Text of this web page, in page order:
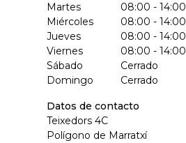
Martes
08:00 - 14:00
Miércoles
08:00 - 14:00
Jueves
08:00 - 14:00
Viernes
08:00 - 14:00
Sábado
Cerrado
Domingo
Cerrado
Datos de contacto
Teixedors 4C
Polígono de Marratxí